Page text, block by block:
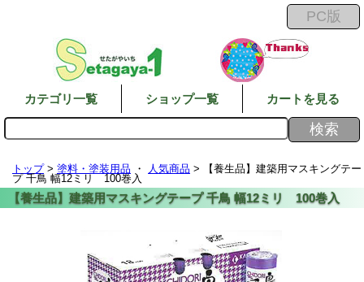
カテゴリ一覧 ショップ一覧 カートを見る
トップ> 塗料・塗装用品 ・ 人気商品 > 【養生品】建築用マスキングテー
プ 千鳥 幅12ミリ 100巻入